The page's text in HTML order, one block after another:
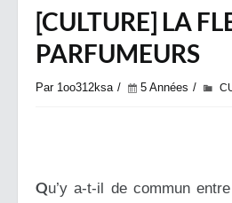
[CULTURE] LA
PARFUMEURS
Par 1oo312ksa 5 Années
Qu’y a-t-il de commun